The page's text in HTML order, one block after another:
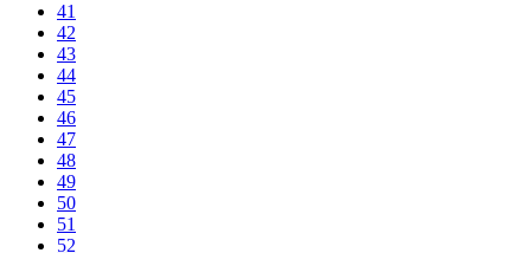
41
42
43
44
45
46
47
48
49
50
51
52